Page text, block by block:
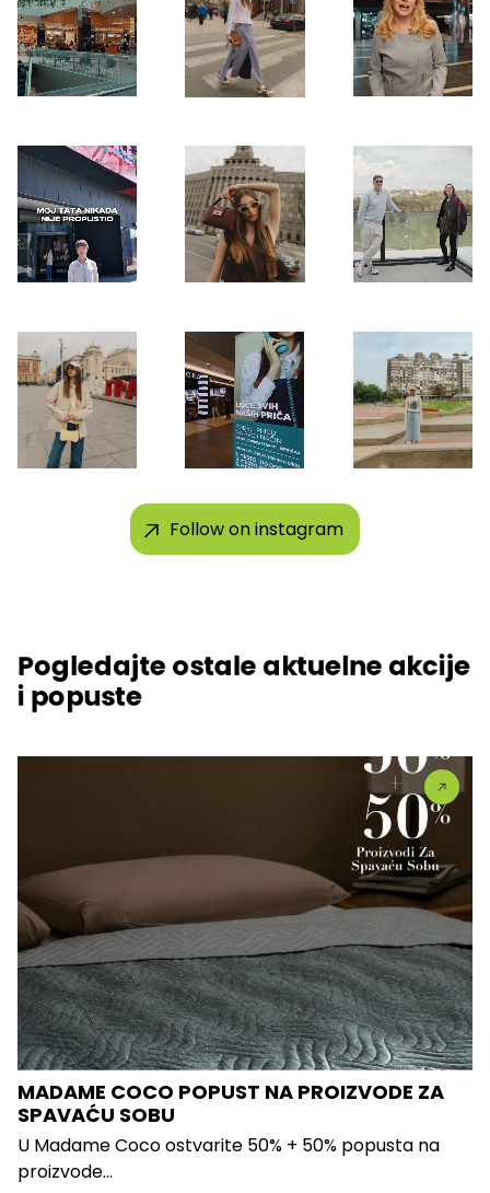
Follow on instagram
Pogledajte ostale aktuelne akcije
i popuste
MADAME COCO POPUST NA PROIZVODE ZA
SPAVAĆU SOBU
U Madame Coco ostvarite 50% + 50% popusta na
proizvode...